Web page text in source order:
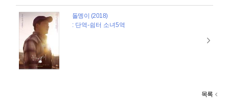
돌멩이 (2018)
: 단역-쉼터 소녀5역
목록